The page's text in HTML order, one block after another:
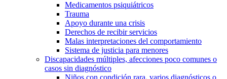
Medicamentos psiquiátricos
Trauma
Apoyo durante una crisis
Derechos de recibir servicios
Malas interpretaciones del comportamiento
Sistema de justicia para menores
Discapacidades múltiples, afecciones poco comunes o
casos sin diagnóstico
Niños con condición rara, varios diagnósticos o